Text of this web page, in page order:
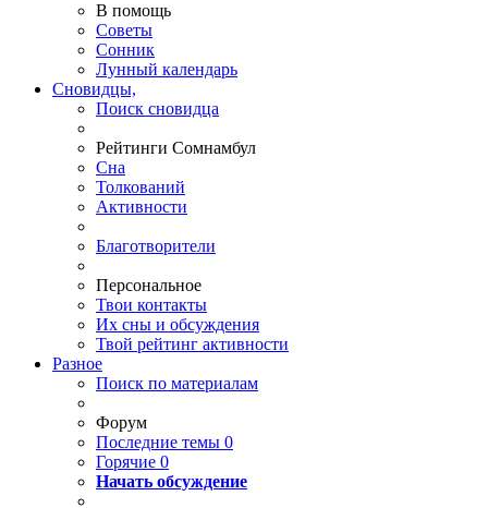
В помощь
Советы
Сонник
Лунный календарь
Сновидцы,
Поиск сновидца
Рейтинги Сомнамбул
Сна
Толкований
Активности
Благотворители
Персональное
Твои контакты
Их сны и обсуждения
Твой рейтинг активности
Разное
Поиск по материалам
Форум
Последние темы 0
Горячие 0
Начать обсуждение